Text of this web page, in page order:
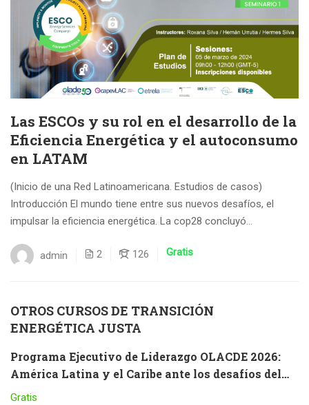
Las ESCOs y su rol en el desarrollo de la
Eficiencia Energética y el autoconsumo
en LATAM
(Inicio de una Red Latinoamericana. Estudios de casos)
Introducción El mundo tiene entre sus nuevos desafíos, el
impulsar la eficiencia energética. La cop28 concluyó...
admin 2 126 Gratis
OTROS CURSOS DE TRANSICIÓN
ENERGÉTICA JUSTA
Programa Ejecutivo de Liderazgo OLACDE 2026:
América Latina y el Caribe ante los desafíos del
Gratis